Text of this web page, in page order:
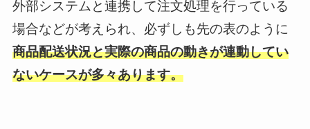
外部システムと連携して注文処理を行っている
場合などが考えられ、必ずしも先の表のように
商品配送状況と実際の商品の動きが連動してい
ないケースが多々あります。